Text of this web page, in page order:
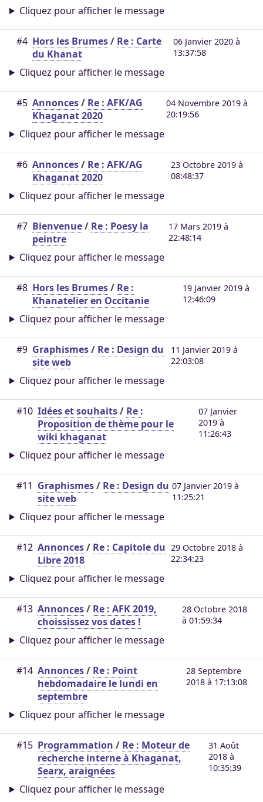
Cliquez pour afficher le message
#4 Hors les Brumes/ Re : Carte
du Khanat
06 Janvier 2020 à
13:37:58
Cliquez pour afficher le message
#5 Annonces/ Re : AFK/AG
Khaganat 2020
04 Novembre 2019 à
20:19:56
Cliquez pour afficher le message
#6 Annonces/ Re : AFK/AG
Khaganat 2020
23 Octobre 2019 à
08:48:37
Cliquez pour afficher le message
#7 Bienvenue/ Re : Poesy la
peintre
17 Mars 2019 à
22:48:14
Cliquez pour afficher le message
#8 Hors les Brumes/ Re :
Khanatelier en Occitanie
19 Janvier 2019 à
12:46:09
Cliquez pour afficher le message
#9 Graphismes/ Re : Design du
site web
11 Janvier 2019 à
22:03:08
Cliquez pour afficher le message
#10 Idées et souhaits/ Re :
Proposition de thème pour le
wiki khaganat
07 Janvier
2019 à
11:26:43
Cliquez pour afficher le message
#11 Graphismes/ Re : Design du
site web
07 Janvier 2019 à
11:25:21
Cliquez pour afficher le message
#12 Annonces/ Re : Capitole du
Libre 2018
29 Octobre 2018 à
22:34:23
Cliquez pour afficher le message
#13 Annonces/ Re : AFK 2019,
choississez vos dates !
28 Octobre 2018
à 01:59:34
Cliquez pour afficher le message
#14 Annonces/ Re : Point
hebdomadaire le lundi en
septembre
28 Septembre
2018 à 17:13:08
Cliquez pour afficher le message
#15 Programmation / Re : Moteur de
recherche interne à Khaganat,
Searx, araignées
31 Août
2018 à
10:35:39
Cliquez pour afficher le message